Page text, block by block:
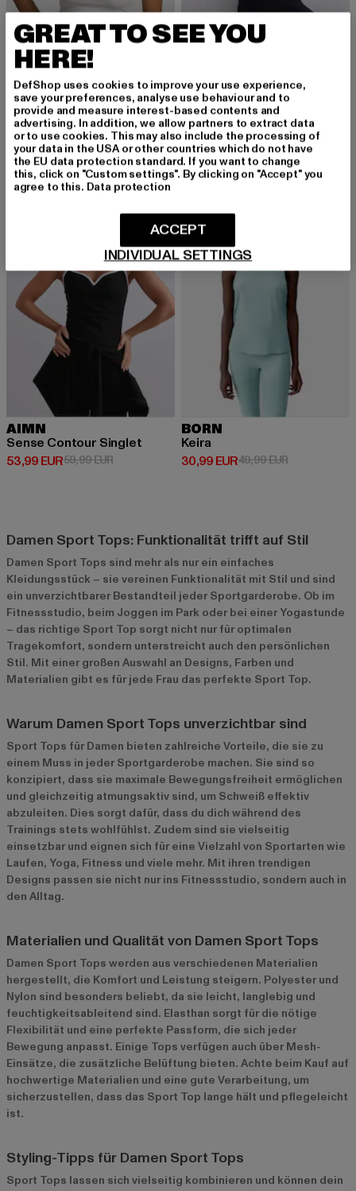
AIMN
Sense Contour
53,99 EUR
Derzeitiger Preis: 53,99 EUR
59,99 EURAktionspreis: 59,99 EUR
AIMN
47,49 EUR
Derzeitiger Preis: 47,49 EUR
NEU -10%
AIMN
Sense Contour Singlet
53,99 EUR
Derzeitiger Preis: 53,99 EUR
59,99 EURAktionspreis: 59,99 EUR
BORN
Keira
30,99 EUR
Derzeitiger Preis: 30,99 EUR
49,99 EURAktionspreis:
Damen Sport Tops: Funktionalität trifft auf Stil
Damen Sport Tops sind mehr als nur ein einfaches
Kleidungsstück – sie vereinen Funktionalität mit Stil und sind
ein unverzichtbarer Bestandteil jeder Sportgarderobe. Ob im
Fitnessstudio, beim Joggen im Park oder bei einer Yogastunde
– das richtige Sport Top sorgt nicht nur für optimalen
Tragekomfort, sondern unterstreicht auch den persönlichen
Stil. Mit einer großen Auswahl an Designs, Farben und
Materialien gibt es für jede Frau das perfekte Sport Top.
Warum Damen Sport Tops unverzichtbar sind
Sport Tops für Damen bieten zahlreiche Vorteile, die sie zu
einem Muss in jeder Sportgarderobe machen. Sie sind so
konzipiert, dass sie maximale Bewegungsfreiheit ermöglichen
und gleichzeitig atmungsaktiv sind, um Schweiß effektiv
abzuleiten. Dies sorgt dafür, dass du dich während des
Trainings stets wohlfühlst. Zudem sind sie vielseitig
einsetzbar und eignen sich für eine Vielzahl von Sportarten wie
Laufen, Yoga, Fitness und viele mehr. Mit ihren trendigen
Designs passen sie nicht nur ins Fitnessstudio, sondern auch in
den Alltag.
Materialien und Qualität von Damen Sport Tops
Damen Sport Tops werden aus verschiedenen Materialien
hergestellt, die Komfort und Leistung steigern. Polyester und
Nylon sind besonders beliebt, da sie leicht, langlebig und
feuchtigkeitsableitend sind. Elasthan sorgt für die nötige
Flexibilität und eine perfekte Passform, die sich jeder
Bewegung anpasst. Einige Tops verfügen auch über Mesh-
Einsätze, die zusätzliche Belüftung bieten. Achte beim Kauf auf
hochwertige Materialien und eine gute Verarbeitung, um
sicherzustellen, dass das Sport Top lange hält und pflegeleicht
ist.
Styling-Tipps für Damen Sport Tops
Sport Tops lassen sich vielseitig kombinieren und können dein
GREAT TO SEE YOU
HERE!
DefShop uses cookies to improve your use experience,
save your preferences, analyse use behaviour and to
provide and measure interest-based contents and
advertising. In addition, we allow partners to extract data
or to use cookies. This may also include the processing of
your data in the USA or other countries which do not have
the EU data protection standard. If you want to change
this, click on "Custom settings". By clicking on "Accept" you
agree to this. Data protection
INDIVIDUAL SETTINGS
ACCEPT